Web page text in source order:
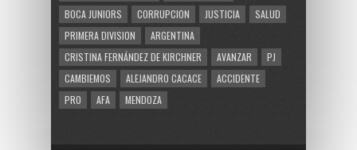
BOCA JUNIORS
CORRUPCION JUSTICIA
SALUD
PRIMERA DIVISION
ARGENTINA
CRISTINA FERNÁNDEZ DE KIRCHNER
AVANZAR
PJ
CAMBIEMOS
ALEJANDRO CACACE
ACCIDENTE
PRO
AFA MENDOZA